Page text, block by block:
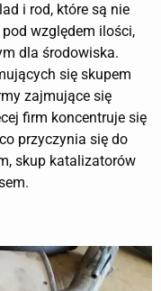
i rod, które są nie
względem ilości,
dla środowiska.
się skupem
zajmujące się
firm koncentruje się
przyczynia się do
skup katalizatorów